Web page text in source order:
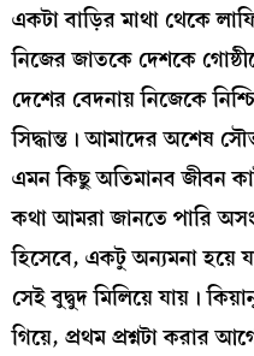
একটা বাড়ির মাথা থেকে
নিজের জাতকে দেশকে
দেশের বেদনায় নিজেকে
সিদ্ধান্ত। আমাদের অশেষ
এমন কিছু অতিমানব জীবন
কথা আমরা জানতে পারি
হিসেবে, একটু অন্যমনা হয়ে
সেই বুদ্বুদ মিলিয়ে যায়।
গিয়ে, প্রথম প্রশ্নটা করার